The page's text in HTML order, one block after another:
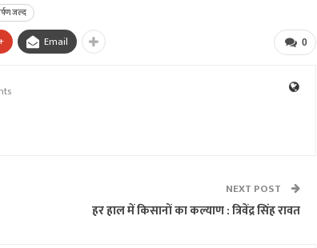
जल्द
0
Email
NEXT POST
हर हाल में किसानों का कल्याण : त्रिवेंद्र सिंह रावत